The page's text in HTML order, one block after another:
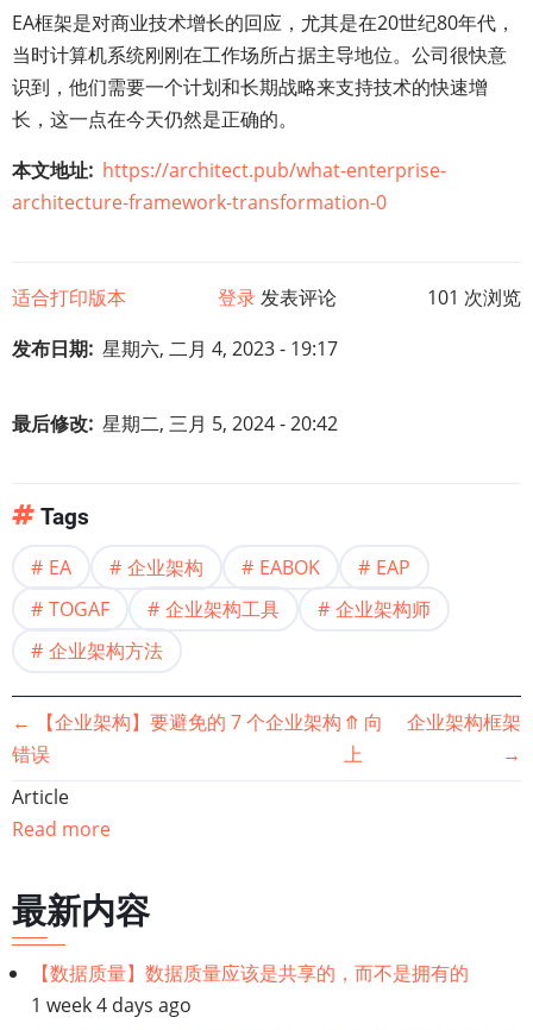
EA框架是对商业技术增长的回应，尤其是在20世纪80年代，
当时计算机系统刚刚在工作场所占据主导地位。公司很快意
识到，他们需要一个计划和长期战略来支持技术的快速增
长，这一点在今天仍然是正确的。
本文地址 https://architect.pub/what-enterprise-
architecture-framework-transformation-0
适合打印版本 登录发表评论
101 次浏览
发布日期 星期六, 二月 4, 2023 - 19:17
最后修改 星期二, 三月 5, 2024 - 20:42
Tags
EA 企业架构 EABOK
EAP
TOGAF
企业架构工具
企业架构师
企业架构方法
书
籍
遍
历
链
接：
←
【企业架构】要避免的 7 个企业架构
错误
⤊ 向
上
企业架构框架
→
Article
Read more
最新内容
【数据质量】数据质量应该是共享的，而不是拥有的
1 week 4 days ago